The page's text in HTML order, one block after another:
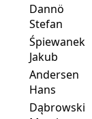
Dannö
Stefan
Śpiewanek
Jakub
Andersen
Hans
Dąbrowski